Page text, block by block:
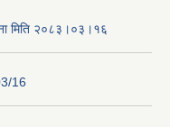
मिति २०८३।०३।१६
16